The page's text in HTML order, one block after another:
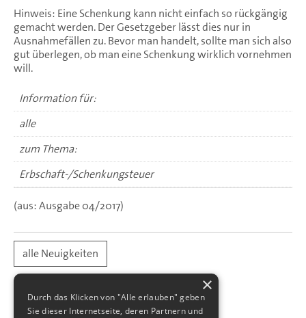
Hinweis: Eine Schenkung kann nicht einfach so rückgängig
gemacht werden. Der Gesetzgeber lässt dies nur in
Ausnahmefällen zu. Bevor man handelt, sollte man sich also
gut überlegen, ob man eine Schenkung wirklich vornehmen
will.
Information für:
alle
zum Thema:
Erbschaft-/Schenkungsteuer
(aus: Ausgabe 04/2017)
alle Neuigkeiten
×
Durch das Klicken von "Alle erlauben" geben
Sie dieser Internetseite, deren Partnern und